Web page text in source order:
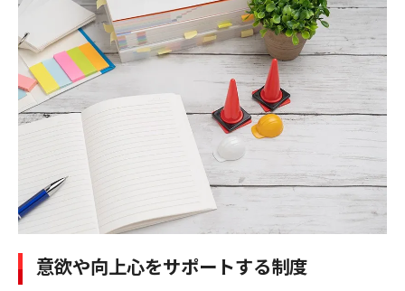
意欲や向上心をサポートする制度